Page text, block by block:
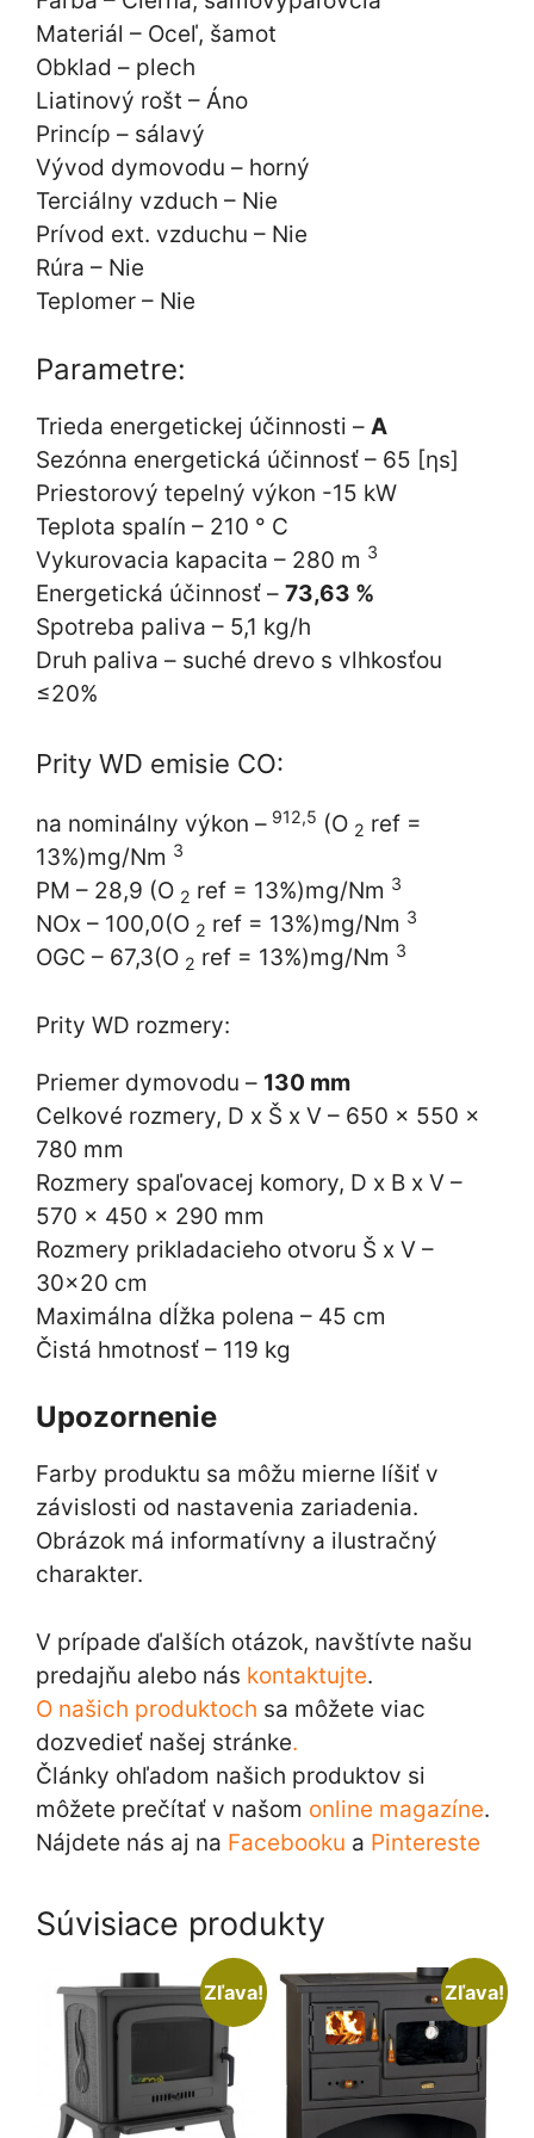
Materiál – Oceľ, šamot
Obklad – plech
Liatinový rošt – Áno
Princíp – sálavý
Vývod dymovodu – horný
Terciálny vzduch – Nie
Prívod ext. vzduchu – Nie
Rúra – Nie
Teplomer – Nie
Parametre:
Trieda energetickej účinnosti – A
Sezónna energetická účinnosť – 65 [ηs]
Priestorový tepelný výkon -15 kW
Teplota spalín – 210 ° C
Vykurovacia kapacita – 280 m 3
Energetická účinnosť – 73,63 %
Spotreba paliva – 5,1 kg/h
Druh paliva – suché drevo s vlhkosťou
≤20%
Prity WD emisie CO:
na nominálny výkon – 912,5 (O 2 ref =
13%)mg/Nm 3
PM – 28,9 (O 2 ref = 13%)mg/Nm 3
NOx – 100,0(O 2 ref = 13%)mg/Nm 3
OGC – 67,3(O 2 ref = 13%)mg/Nm 3
Prity WD rozmery:
Priemer dymovodu – 130 mm
Celkové rozmery, D x Š x V – 650 x 550 x
780 mm
Rozmery spaľovacej komory, D x B x V –
570 x 450 x 290 mm
Rozmery prikladacieho otvoru Š x V –
30×20 cm
Maximálna dĺžka polena – 45 cm
Čistá hmotnosť – 119 kg
Upozornenie
Farby produktu sa môžu mierne líšiť v
závislosti od nastavenia zariadenia.
Obrázok má informatívny a ilustračný
charakter.
V prípade ďalších otázok, navštívte našu
predajňu alebo nás kontaktujte.
O našich produktoch sa môžete viac
dozvedieť našej stránke.
Články ohľadom našich produktov si
môžete prečítať v našom online magazíne.
Nájdete nás aj na Facebooku a Pintereste
Súvisiace produkty
Zľava! Zľava!